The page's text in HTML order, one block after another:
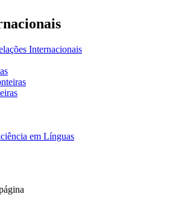
Internacionais
em Línguas